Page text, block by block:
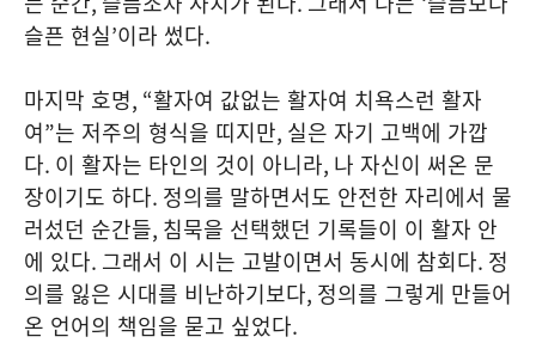
슬픈 현실’이라 썼다.
마지막 호명, “활자여 값없는 활자여 치욕스런 활자
여”는 저주의 형식을 띠지만, 실은 자기 고백에 가깝
다. 이 활자는 타인의 것이 아니라, 나 자신이 써온 문
장이기도 하다. 정의를 말하면서도 안전한 자리에서 물
러섰던 순간들, 침묵을 선택했던 기록들이 이 활자 안
에 있다. 그래서 이 시는 고발이면서 동시에 참회다. 정
의를 잃은 시대를 비난하기보다, 정의를 그렇게 만들어
온 언어의 책임을 묻고 싶었다.